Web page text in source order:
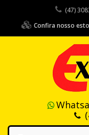
(47)
Confira nosso